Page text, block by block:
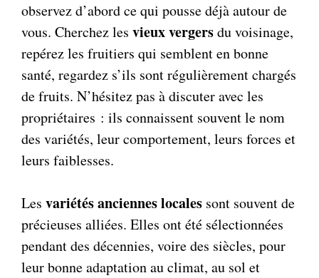
observez d’abord ce qui pousse déjà autour de
vous. Cherchez les vieux vergersdu voisinage,
repérez les fruitiers qui semblent en bonne
santé, regardez s’ils sont régulièrement chargés
de fruits. N’hésitez pas à discuter avec les
propriétaires : ils connaissent souvent le nom
des variétés, leur comportement, leurs forces et
leurs faiblesses.
Les variétés anciennes locales sont souvent de
précieuses alliées. Elles ont été sélectionnées
pendant des décennies, voire des siècles, pour
leur bonne adaptation au climat, au sol et